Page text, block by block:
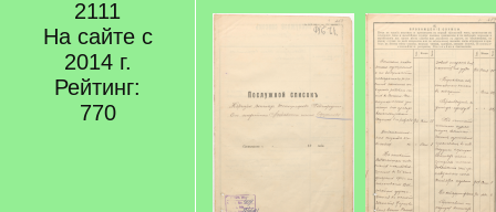
2111
На сайте с
2014 г.
Рейтинг:
770